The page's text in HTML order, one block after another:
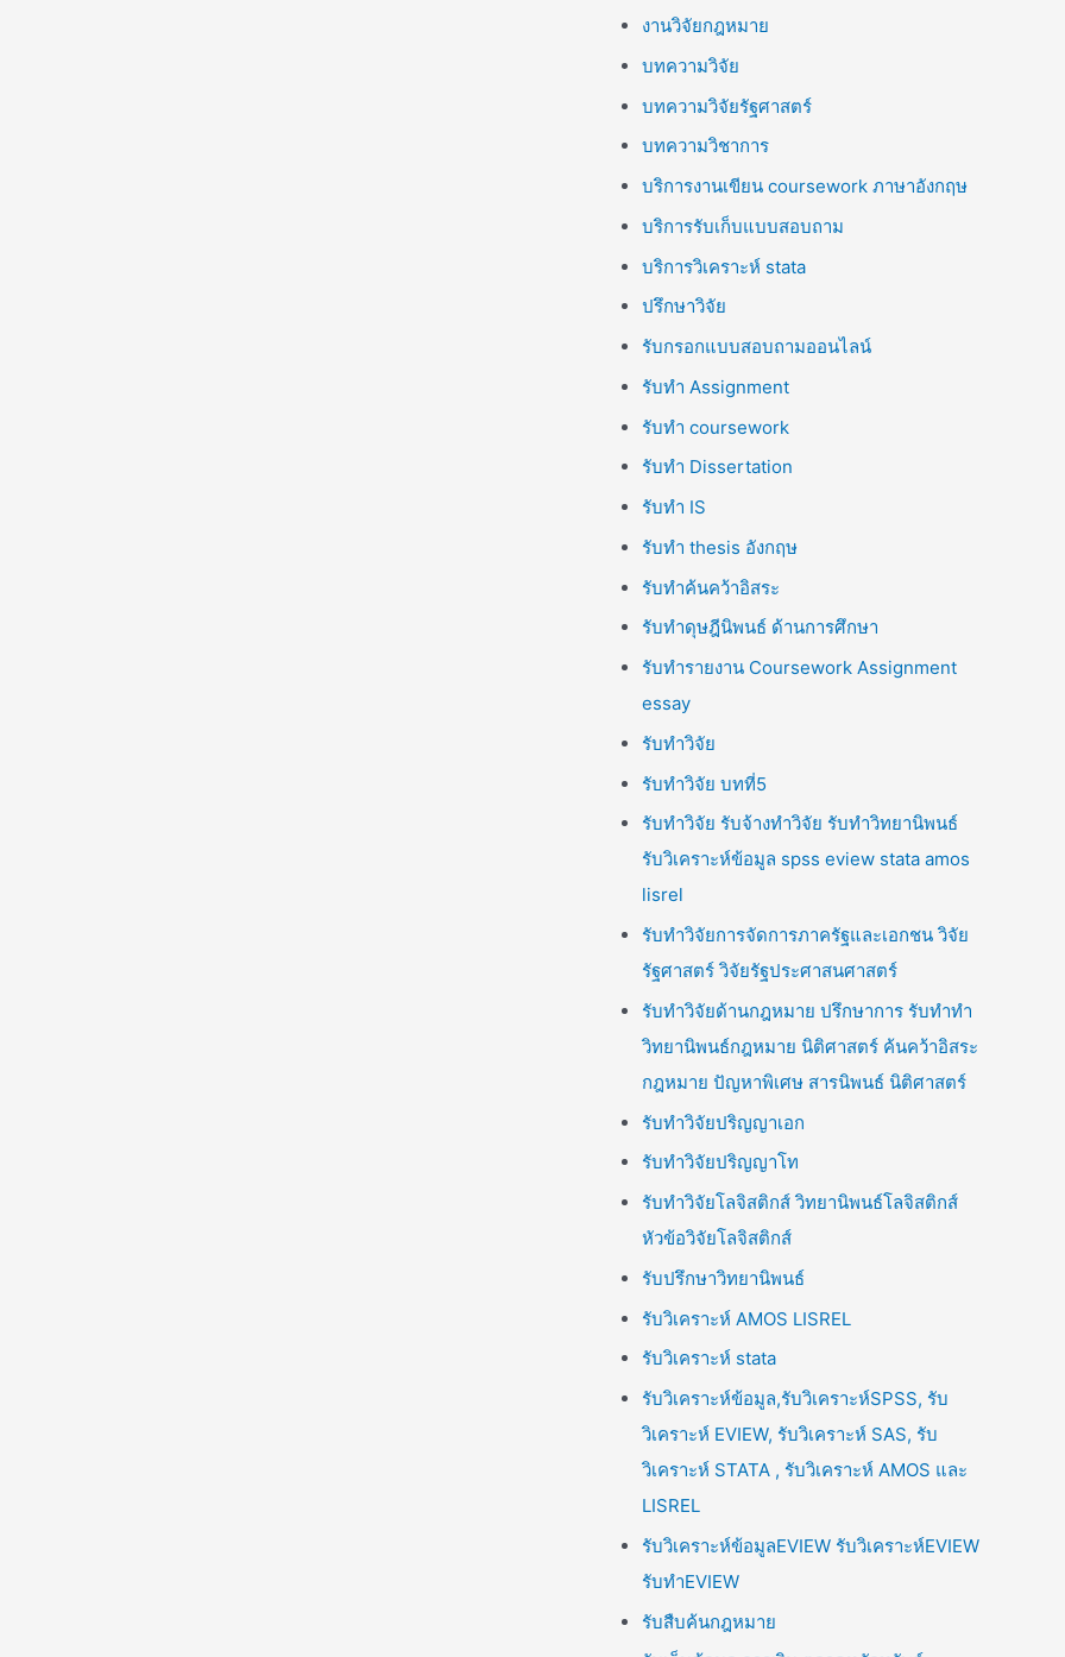
งานวิจัยกฎหมาย
บทความวิจัย
บทความวิจัยรัฐศาสตร์
บทความวิชาการ
บริการงานเขียน coursework ภาษาอังกฤษ
บริการรับเก็บแบบสอบถาม
บริการวิเคราะห์ stata
ปรึกษาวิจัย
รับกรอกแบบสอบถามออนไลน์
รับทำ Assignment
รับทำ coursework
รับทำ Dissertation
รับทำ IS
รับทำ thesis อังกฤษ
รับทำค้นคว้าอิสระ
รับทำดุษฎีนิพนธ์ ด้านการศึกษา
รับทำรายงาน Coursework Assignment
essay
รับทำวิจัย
รับทำวิจัย บทที่5
รับทำวิจัย รับจ้างทำวิจัย รับทำวิทยานิพนธ์
รับวิเคราะห์ข้อมูล spss eview stata amos
lisrel
รับทำวิจัยการจัดการภาครัฐและเอกชน วิจัย
รัฐศาสตร์ วิจัยรัฐประศาสนศาสตร์
รับทำวิจัยด้านกฎหมาย ปรึกษาการ รับทำทำ
วิทยานิพนธ์กฎหมาย นิติศาสตร์ ค้นคว้าอิสระ
กฎหมาย ปัญหาพิเศษ สารนิพนธ์ นิติศาสตร์
รับทำวิจัยปริญญาเอก
รับทำวิจัยปริญญาโท
รับทำวิจัยโลจิสติกส์ วิทยานิพนธ์โลจิสติกส์
หัวข้อวิจัยโลจิสติกส์
รับปรึกษาวิทยานิพนธ์
รับวิเคราะห์ AMOS LISREL
รับวิเคราะห์ stata
รับวิเคราะห์ข้อมูล,รับวิเคราะห์SPSS, รับ
วิเคราะห์ EVIEW, รับวิเคราะห์ SAS, รับ
วิเคราะห์ STATA , รับวิเคราะห์ AMOS และ
LISREL
รับวิเคราะห์ข้อมูลEVIEW รับวิเคราะห์EVIEW
รับทำEVIEW
รับสืบค้นกฎหมาย